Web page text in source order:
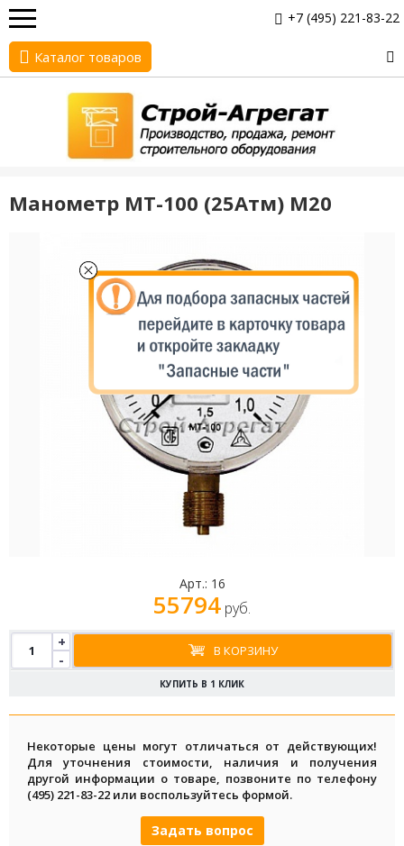
+7 (495) 221-83-22
Каталог товаров
Манометр МТ-100 (25Атм) М20
Арт.: 16
55794 руб.
+
-
В КОРЗИНУ
КУПИТЬ В 1 КЛИК
Некоторые цены могут отличаться от действующих!
Для уточнения стоимости, наличия и получения
другой информации о товаре, позвоните по телефону
(495) 221-83-22 или воспользуйтесь формой.
Задать вопрос